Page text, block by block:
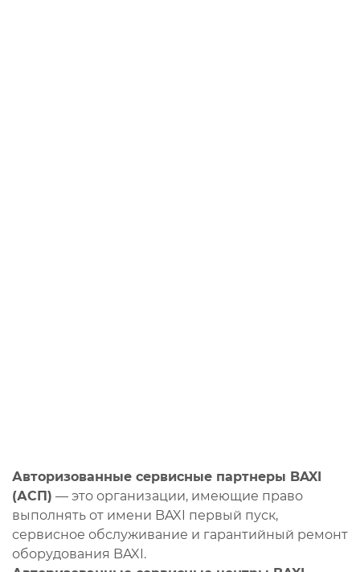
Авторизованные сервисные партнеры BAXI
(АСП) — это организации, имеющие право
выполнять от имени BAXI первый пуск,
сервисное обслуживание и гарантийный ремонт
оборудования BAXI.